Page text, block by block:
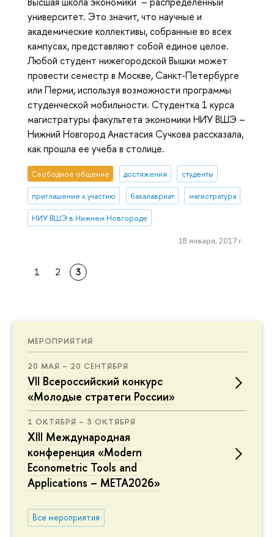
МЕРОПРИЯТИЯ
20 МАЯ – 20 СЕНТЯБРЯ
VII Всероссийский конкурс
«Молодые стратеги России»
1 ОКТЯБРЯ – 3 ОКТЯБРЯ
XIII Международная
конференция «Modern
Econometric Tools and
Applications – META2026»
Все мероприятия
университет. Это значит, что научные и
академические коллективы, собранные во всех
кампусах, представляют собой единое целое.
Любой студент нижегородской Вышки может
провести семестр в Москве, Санкт-Петербурге
или Перми, используя возможности программы
студенческой мобильности. Студентка 1 курса
магистратуры факультета экономики НИУ ВШЭ –
Нижний Новгород Анастасия Сучкова рассказала,
как прошла ее учеба в столице.
Свободное общение достижения студенты
приглашение к участию бакалавриат магистратура
НИУ ВШЭ в Нижнем Новгороде
18 января, 2017 г.
1 2 3